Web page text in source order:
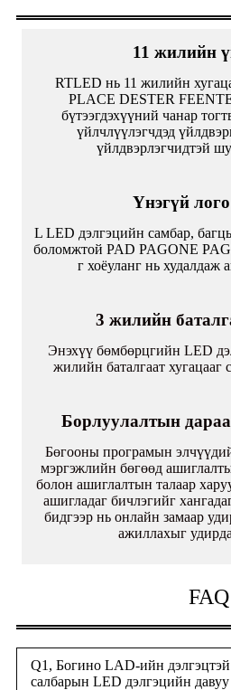
11 жилийн
RTLED нь 11 жилийн
PLACE DESTER
бүтээгдэхүүний чанар
үйлчлүүлэгчдэд
үйлдвэрлэгчидтэй
Үнэгүй лого
L LED дэлгэцийн самбар,
боломжтой PAD PAGONE
г хоёуланг нь худалдаж
3 жилийн
Энэхүү бөмбөрцгийн LED
жилийн баталгаат хугацааг
Борлуулалтын
Бөгооны програмын
мэргэжлийн бөгөөд
болон ашиглалтын талаар
ашигладаг бичлэгийг
бидгээр нь онлайн замаар
ажиллахыг
FAQ
Q1, Богино LAD-ийн дэлгэцтэй
салбарын LED дэлгэцийн